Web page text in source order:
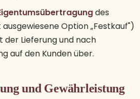
des
Option „Festkauf")
der Lieferung und nach
auf den Kunden über.
und Gewährleistung